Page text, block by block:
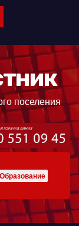
поселения
Образование